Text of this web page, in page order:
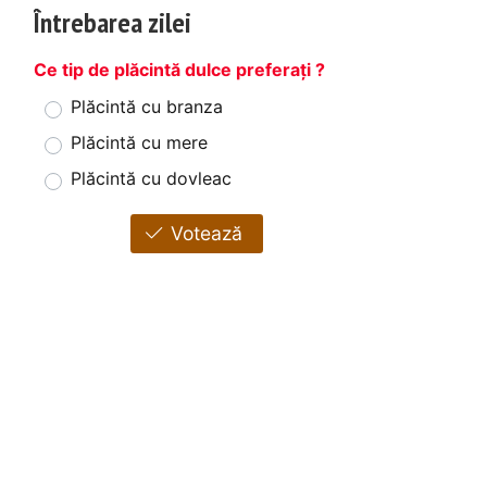
Întrebarea zilei
Ce tip de plăcintă dulce preferați ?
Plăcintă cu branza
Plăcintă cu mere
Plăcintă cu dovleac
Votează